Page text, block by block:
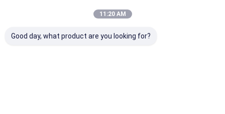
11:20 AM
Good day, what product are you looking for?